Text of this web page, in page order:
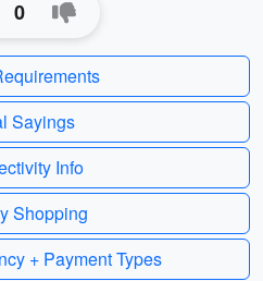
0
Sayings
Info
Shopping
+ Payment Types